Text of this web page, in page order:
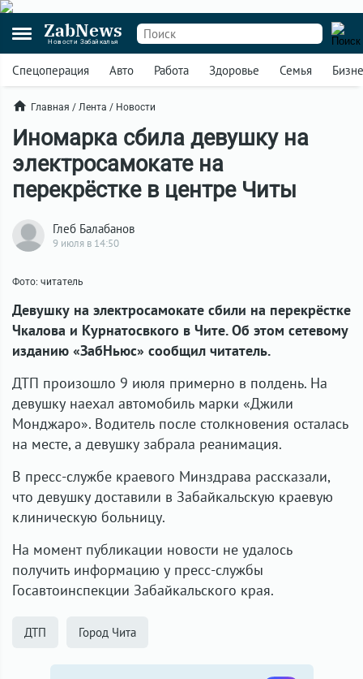
ZabNews
Новости Забайкалья
Спецоперация Авто Работа Здоровье Семья
Главная / Лента / Новости
Иномарка сбила девушку на
электросамокате на
перекрёстке в центре Читы
Глеб Балабанов
9 июля в 14:50
Фото: читатель
Девушку на электросамокате сбили на перекрёстке
Чкалова и Курнатосвкого в Чите. Об этом сетевому
изданию «ЗабНьюс» сообщил читатель.
ДТП произошло 9 июля примерно в полдень. На
девушку наехал автомобиль марки «Джили
Монджаро». Водитель после столкновения осталась
на месте, а девушку забрала реанимация.
В пресс-службе краевого Минздрава рассказали,
что девушку доставили в Забайкальскую краевую
клиническую больницу.
На момент публикации новости не удалось
получить информацию у пресс-службы
Госавтоинспекции Забайкальского края.
ДТП Город Чита